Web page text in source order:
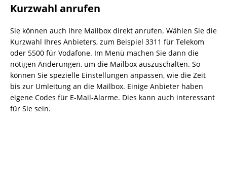
Kurzwahl anrufen
Sie können auch Ihre Mailbox direkt anrufen. Wählen Sie die
Kurzwahl Ihres Anbieters, zum Beispiel 3311 für Telekom
oder 5500 für Vodafone. Im Menü machen Sie dann die
nötigen Änderungen, um die Mailbox auszuschalten. So
können Sie spezielle Einstellungen anpassen, wie die Zeit
bis zur Umleitung an die Mailbox. Einige Anbieter haben
eigene Codes für E-Mail-Alarme. Dies kann auch interessant
für Sie sein.